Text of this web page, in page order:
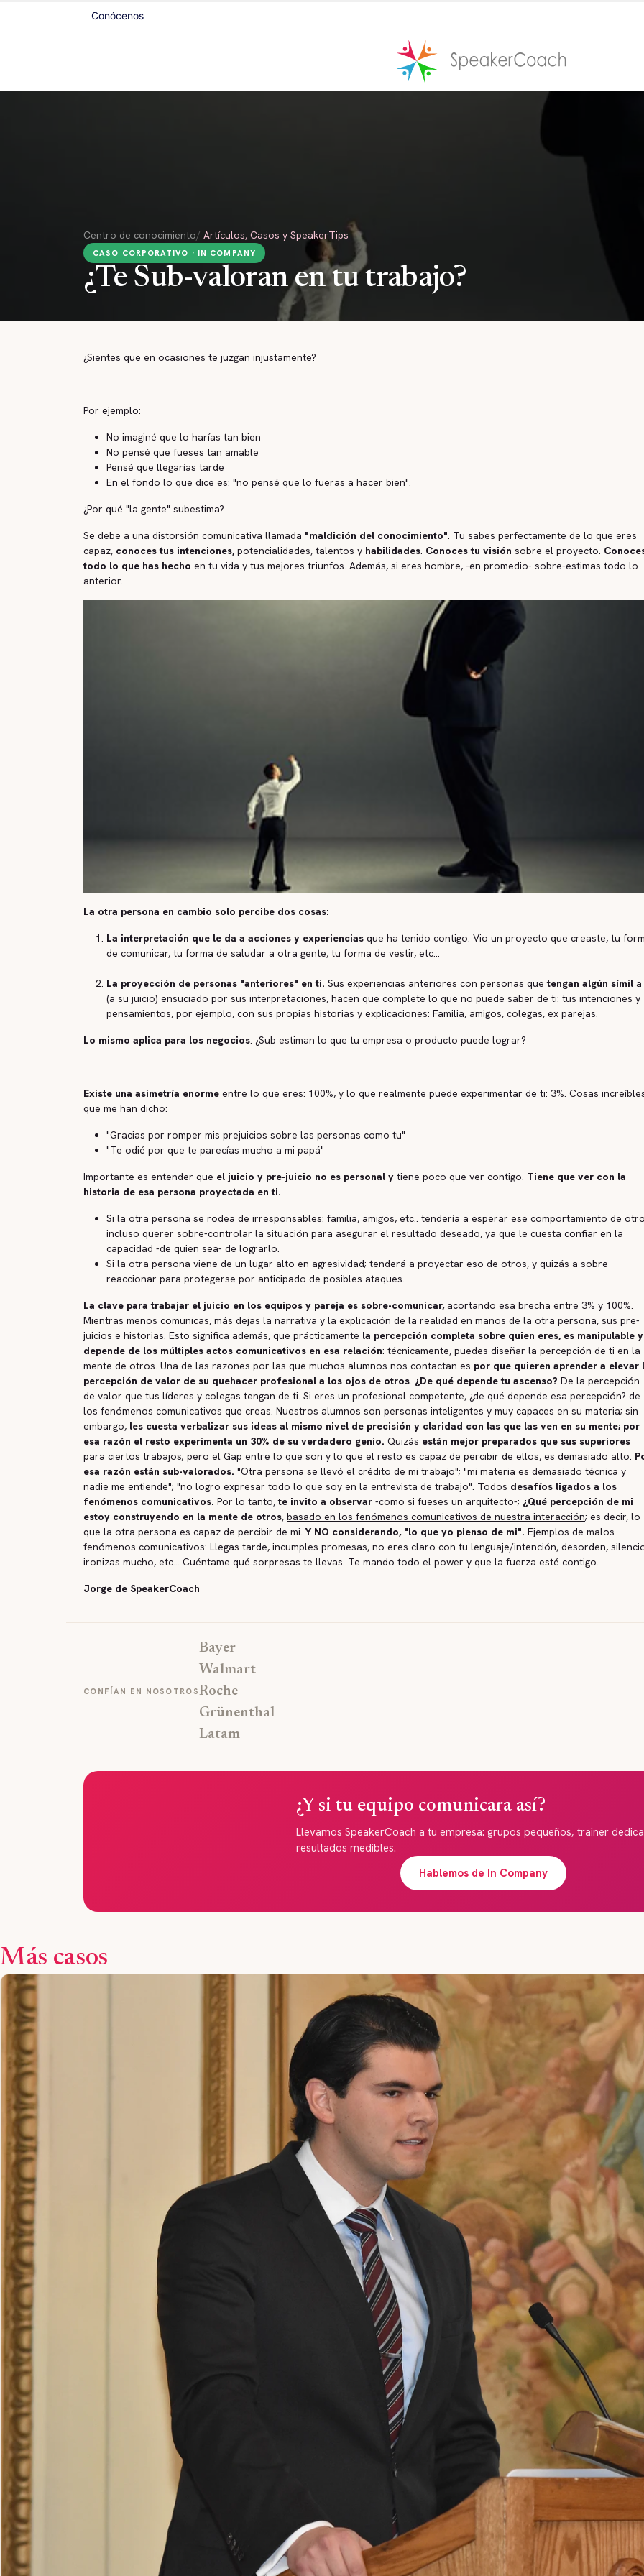
Conócenos
Todos los Programas
Centro de conocimiento/ Artículos, Casos y SpeakerTips
CASO CORPORATIVO · IN COMPANY
¿Te Sub-valoran en tu trabajo?
¿Sientes que en ocasiones te juzgan injustamente?
Por ejemplo:
No imaginé que lo harías tan bien
No pensé que fueses tan amable
Pensé que llegarías tarde
En el fondo lo que dice es: "no pensé que lo fueras a hacer bien".
¿Por qué "la gente" subestima?
Se debe a una distorsión comunicativa llamada "maldición del conocimiento". Tu sabes perfectamente de lo que eres
capaz, conoces tus intenciones,potencialidades, talentos y habilidades. Conoces tu visión sobre el proyecto.
todo lo que has hecho en tu vida y tus mejores triunfos. Además, si eres hombre, -en promedio- sobre-estimas todo lo
anterior.
La otra persona en cambio solo percibe dos cosas:
La interpretación que le da a acciones y experiencias que ha tenido contigo. Vio un proyecto que creaste, tu
de comunicar, tu forma de saludar a otra gente, tu forma de vestir, etc...
La proyección de personas "anteriores" en ti. Sus experiencias anteriores con personas quetengan algún símil
(a su juicio) ensuciado por sus interpretaciones, hacen que complete lo que no puede saber de ti: tus intenciones y
pensamientos, por ejemplo, con sus propias historias y explicaciones: Familia, amigos, colegas, ex parejas.
Lo mismo aplica para los negocios. ¿Sub estiman lo que tu empresa o producto puede lograr?
Existe una asimetría enorme entre lo que eres: 100%, y lo que realmente puede experimentar de ti: 3%. Cosas
que me han dicho:
"Gracias por romper mis prejuicios sobre las personas como tu"
"Te odié por que te parecías mucho a mi papá"
Importante es entender que el juicio y pre-juicio no es personal y tiene poco que ver contigo. Tiene que ver con la
historia de esa persona proyectada en ti.
Si la otra persona se rodea de irresponsables: familia, amigos, etc.. tendería a esperar ese comportamiento de
incluso querer sobre-controlar la situación para asegurar el resultado deseado, ya que le cuesta confiar en la
capacidad -de quien sea- de lograrlo.
Si la otra persona viene de un lugar alto en agresividad; tenderá a proyectar eso de otros, y quizás a sobre
reaccionar para protegerse por anticipado de posibles ataques.
La clave para trabajar el juicio en los equipos y pareja es sobre-comunicar,acortando esa brecha entre 3% y 100%.
Mientras menos comunicas, más dejas la narrativa y la explicación de la realidad en manos de la otra persona, sus pre-
juicios e historias. Esto significa además, que prácticamente la percepción completa sobre quien eres, es manipulable y
depende de los múltiples actos comunicativos en esa relación: técnicamente, puedes diseñar la percepción de ti en la
mente de otros. Una de las razones por las que muchos alumnos nos contactan es por que quieren aprender a elevar
percepción de valor de su quehacer profesional a los ojos de otros. ¿De qué depende tu ascenso? De la percepción
de valor que tus líderes y colegas tengan de ti. Si eres un profesional competente, ¿de qué depende esa percepción? de
los fenómenos comunicativos que creas. Nuestros alumnos son personas inteligentes y muy capaces en su materia; sin
embargo, les cuesta verbalizar sus ideas al mismo nivel de precisión y claridad con las que las ven en su mente; por
esa razón el resto experimenta un 30% de su verdadero genio. Quizás están mejor preparados que sus superiores
para ciertos trabajos; pero el Gap entre lo que son y lo que el resto es capaz de percibir de ellos, es demasiado alto.
esa razón están sub-valorados. "Otra persona se llevó el crédito de mi trabajo"; "mi materia es demasiado técnica y
nadie me entiende"; "no logro expresar todo lo que soy en la entrevista de trabajo". Todos desafíos ligados a los
fenómenos comunicativos. Por lo tanto,te invito a observar -como si fueses un arquitecto-; ¿Qué percepción de mi
estoy construyendo en la mente de otros, basado en los fenómenos comunicativos de nuestra interacción; es decir, lo
que la otra persona es capaz de percibir de mi.Y NO considerando, "lo que yo pienso de mi". Ejemplos de malos
fenómenos comunicativos: Llegas tarde, incumples promesas, no eres claro con tu lenguaje/intención, desorden,
ironizas mucho, etc... Cuéntame qué sorpresas te llevas. Te mando todo el power y que la fuerza esté contigo.
Jorge de SpeakerCoach
CONFÍAN EN NOSOTROS
Bayer
Walmart
Roche
Grünenthal
Latam
¿Y si tu equipo comunicara así?
Llevamos SpeakerCoach a tu empresa: grupos pequeños, trainer
resultados medibles.
Hablemos de In Company
Más casos